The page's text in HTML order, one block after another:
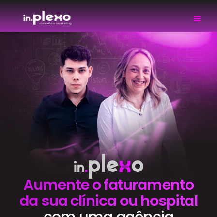
Aumente o faturamento
da sua clínica ou hospital